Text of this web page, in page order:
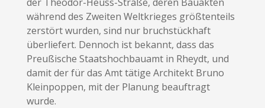
während des Zweiten Weltkrieges größtenteils
zerstört wurden, sind nur bruchstückhaft
überliefert. Dennoch ist bekannt, dass das
Preußische Staatshochbauamt in Rheydt, und
damit der für das Amt tätige Architekt Bruno
Kleinpoppen, mit der Planung beauftragt
wurde.